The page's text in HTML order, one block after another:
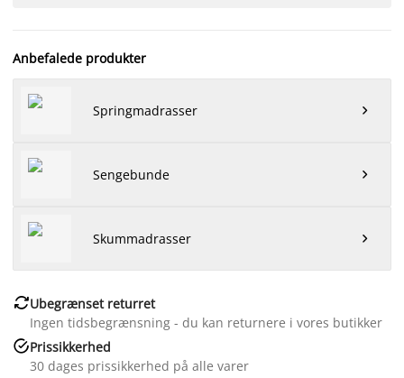
Anbefalede produkter
Springmadrasser 
Sengebunde 
Skummadrasser 
Ubegrænset returret
Ingen tidsbegrænsning - du kan returnere i vores butikker
Prissikkerhed
30 dages prissikkerhed på alle varer